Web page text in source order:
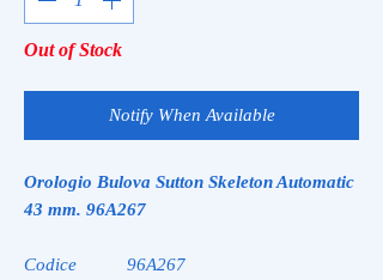
Out of Stock
Notify When Available
Orologio Bulova Sutton Skeleton Automatic
43 mm. 96A267
Codice
96A267